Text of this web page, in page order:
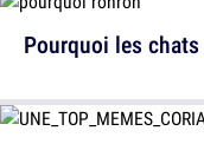
Pourquoi les